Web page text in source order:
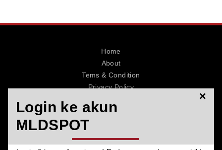
Home
About
Tems & Condition
Privacy Policy
Login ke akun
MLDSPOT
×